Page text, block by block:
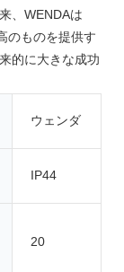
、WENDAは
のものを提供す
的に大きな成功
ウェンダ
IP44
20